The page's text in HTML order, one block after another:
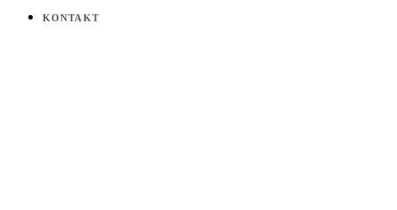
på
KONTAKT